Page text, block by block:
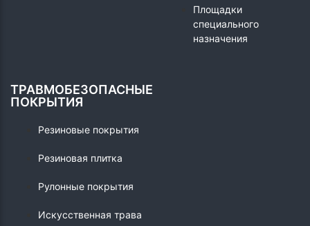
Площадки
специального
назначения
ТРАВМОБЕЗОПАСНЫЕ
ПОКРЫТИЯ
Резиновые покрытия
Резиновая плитка
Рулонные покрытия
Искусственная трава